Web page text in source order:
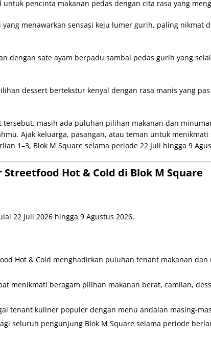
untuk pencinta makanan pedas dengan cita rasa yang
yang menawarkan sensasi keju lumer gurih, paling nikmat
dengan sate ayam berpadu sambal pedas gurih yang
dessert bertekstur kenyal dengan rasa manis yang
tersebut, masih ada puluhan pilihan makanan dan
Ajak keluarga, pasangan, atau teman untuk
1–3, Blok M Square selama periode 22 Juli hingga 9
Hot & Cold di Blok M Square
22 Juli 2026 hingga 9 Agustus 2026.
Hot & Cold menghadirkan puluhan tenant makanan
menikmati beragam pilihan makanan berat, camilan,
tenant kuliner populer dengan menu andalan masing-
seluruh pengunjung Blok M Square selama periode